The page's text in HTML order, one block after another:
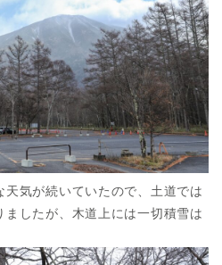
気が続いていたので、土道では
したが、木道上には一切積雪は